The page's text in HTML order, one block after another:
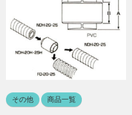
その他 商品一覧